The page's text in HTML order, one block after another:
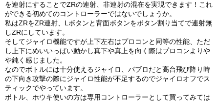
を連射にすることでZRの連射、非連射の混在を実現できます！これ
ができる初めてのコントローラーではないでしょうか。
私はZRをZR連射、Lボタンと背面ボタンをボタン割り当てで連射無
しZRにしています。
そしてジャイロ機能ですが上下左右はプロコンと同等の性能、ただ
し上下にめいいっぱい動かし真下や真上を向く際はプロコンよりや
や鈍く感じました。
なのでボトルには十分使えるジャイロ、パブロだと高台飛び降り時
の下向き攻撃の際にジャイロ性能が不足するのでジャイロオフでス
ティックでやっています。
ボトル、ホウキ使いの方は専用コントローラーとして買ってみては